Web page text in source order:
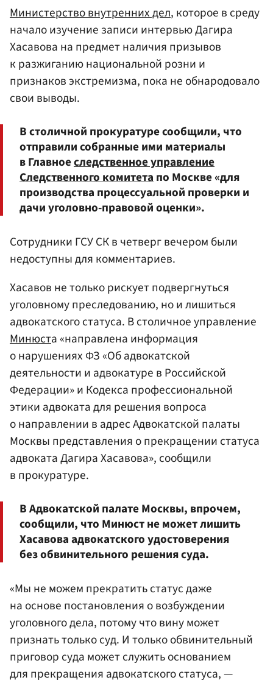
Министерство внутренних дел, которое в среду
начало изучение записи интервью Дагира
Хасавова на предмет наличия призывов
к разжиганию национальной розни и
признаков экстремизма, пока не обнародовало
свои выводы.
В столичной прокуратуре сообщили, что
отправили собранные ими материалы
в Главноеследственное управление
Следственного комитетапо Москве «для
производства процессуальной проверки и
дачи уголовно-правовой оценки».
Сотрудники ГСУ СК в четверг вечером были
недоступны для комментариев.
Хасавов не только рискует подвергнуться
уголовному преследованию, но и лишиться
адвокатского статуса. В столичное управление
Минюста «направлена информация
о нарушениях ФЗ «Об адвокатской
деятельности и адвокатуре в Российской
Федерации» и Кодекса профессиональной
этики адвоката для решения вопроса
о направлении в адрес Адвокатской палаты
Москвы представления о прекращении статуса
адвоката Дагира Хасавова», сообщили
в прокуратуре.
В Адвокатской палате Москвы, впрочем,
сообщили, что Минюст не может лишить
Хасавова адвокатского удостоверения
без обвинительного решения суда.
«Мы не можем прекратить статус даже
на основе постановления о возбуждении
уголовного дела, потому что вину может
признать только суд. И только обвинительный
приговор суда может служить основанием
для прекращения адвокатского статуса, —